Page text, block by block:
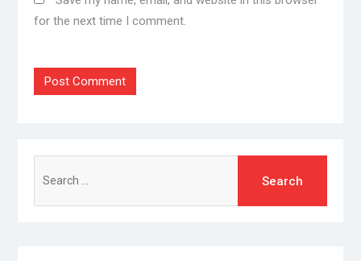
for the next time I comment.
for: